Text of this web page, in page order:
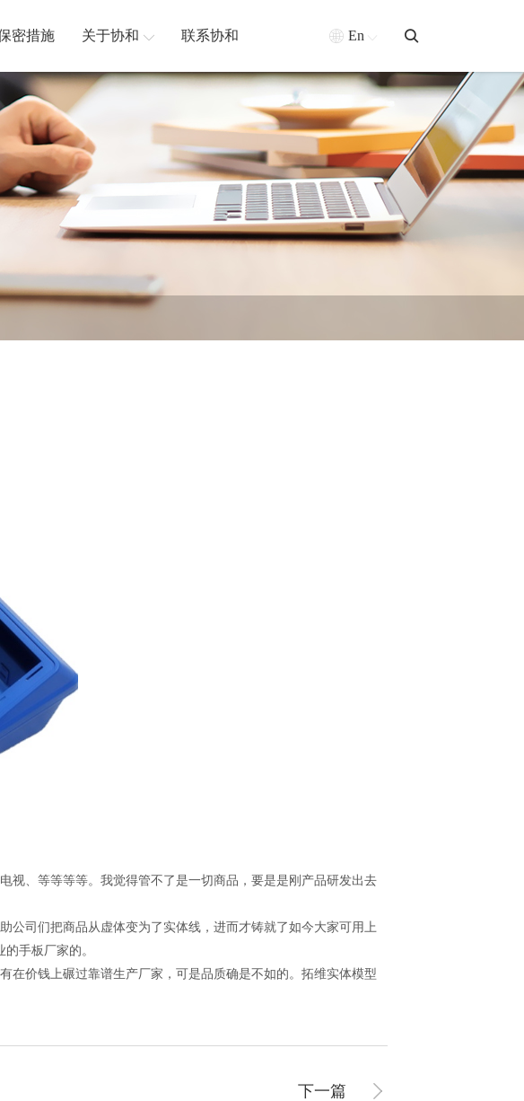
密措施 关于协和 联系协和 En
、等等等等。我觉得管不了是一切商品，要是是刚产品研发出去
司们把商品从虚体变为了实体线，进而才铸就了如今大家可用上
手板厂家的。
价钱上碾过靠谱生产厂家，可是品质确是不如的。拓维实体模型
下一篇